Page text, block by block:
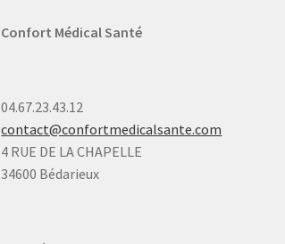
Confort Médical Santé
04.67.23.43.12
contact@confortmedicalsante.com
4 RUE DE LA CHAPELLE
34600 Bédarieux